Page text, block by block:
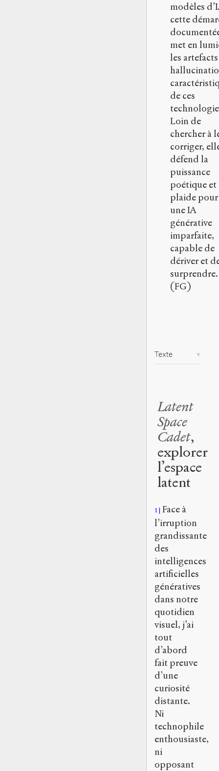
modèles
cette
met en
les
de ces
Loin de
chercher à
corriger,
défend la
puissance
poétique et
plaide pour
une IA
générative
imparfaite,
capable de
dériver et
surprendre.
(FG)
Texte
Latent
Space
Cadet,
explorer
l’espace
latent
1 Face à
l’irruption
grandissante
des
intelligences
artificielles
génératives
dans notre
quotidien
visuel, j’ai
tout
d’abord
fait preuve
d’une
curiosité
distante.
Ni
technophile
enthousiaste,
ni
opposant